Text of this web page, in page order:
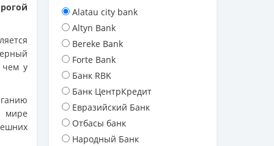
чем у
мире
Alatau city bank
Altyn Bank
Bereke Bank
Forte Bank
Банк RBK
Банк ЦентрКредит
Евразийский Банк
Отбасы банк
Народный Банк